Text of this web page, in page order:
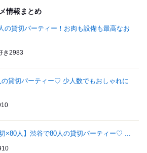
情報まとめ
の貸切パーティー！お肉も設備も最高なお
き2983
の貸切パーティー♡ 少人数でもおしゃれに
切×80人】渋谷で80人の貸切パーティー♡ ...